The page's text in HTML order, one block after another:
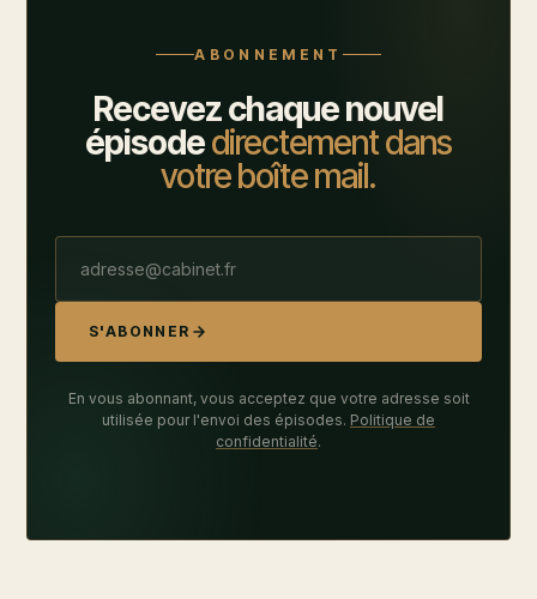
ABONNEMENT
Recevez chaque nouvel
épisodedirectement dans
votre boîte mail.
S'ABONNER
En vous abonnant, vous acceptez que votre adresse soit
utilisée pour l'envoi des épisodes. Politique de
confidentialité.